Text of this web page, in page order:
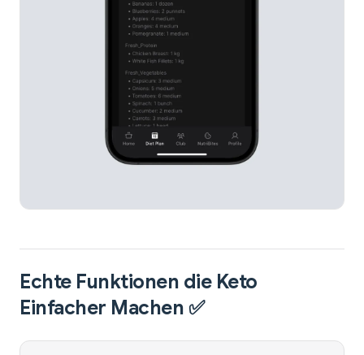
Echte Funktionen die Keto
Einfacher Machen ✅